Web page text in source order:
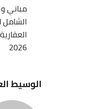
مباني
العقارية
2026
الوسيط